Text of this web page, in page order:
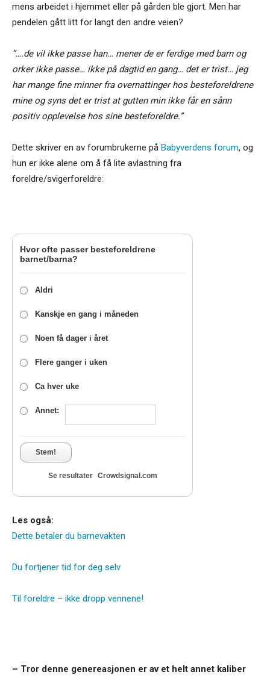
mens arbeidet i hjemmet eller på gården ble gjort. Men har
pendelen gått litt for langt den andre veien?
”….de vil ikke passe han… mener de er ferdige med barn og
orker ikke passe… ikke på dagtid en gang… det er trist… jeg
har mange fine minner fra overnattinger hos besteforeldrene
mine og syns det er trist at gutten min ikke får en sånn
positiv opplevelse hos sine besteforeldre.”
Dette skriver en av forumbrukerne på Babyverdens forum, og
hun er ikke alene om å få lite avlastning fra
foreldre/svigerforeldre:
Hvor ofte passer besteforeldrene
barnet/barna?
Aldri
Kanskje en gang i måneden
Noen få dager i året
Flere ganger i uken
Ca hver uke
Annet:
Stem!
Se resultater Crowdsignal.com
Les også:
Dette betaler du barnevakten
Du fortjener tid for deg selv
Til foreldre – ikke dropp vennene!
– Tror denne genereasjonen er av et helt annet kaliber